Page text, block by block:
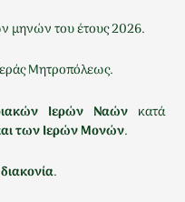
μηνών του έτους 2026.
Μητροπόλεως.
Ιερών Ναώνκατά
τωνΙερών Μονών.
.